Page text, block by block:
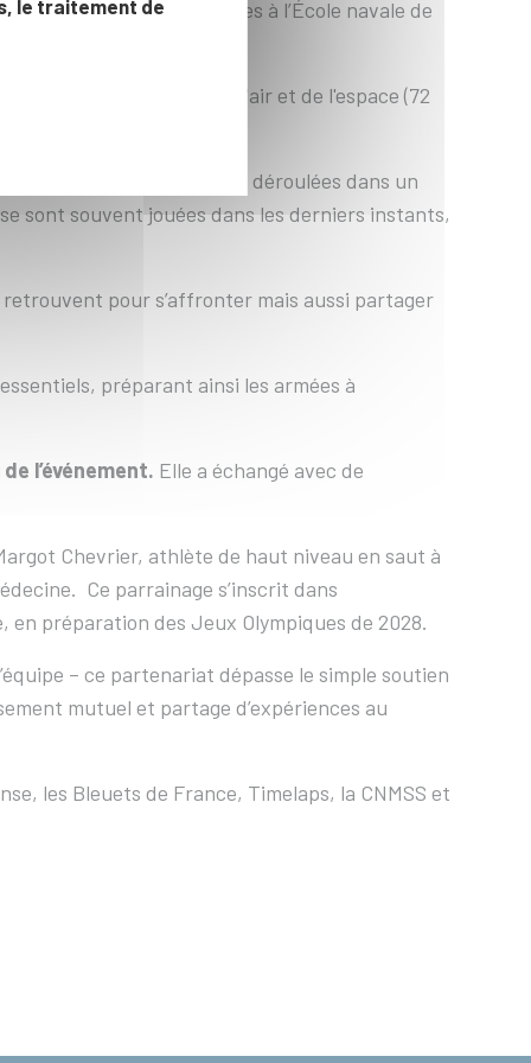
voile se sont déroulées à l’École navale de
général, devant Ecole de l'air et de l'espace (72
Les compétitions se sont déroulées dans un
sont souvent jouées dans les derniers instants,
pour s’affronter mais aussi partager
préparant ainsi les armées à
l’événement. Elle a échangé avec de
Chevrier, athlète de haut niveau en saut à
Ce parrainage s’inscrit dans
en préparation des Jeux Olympiques de 2028.
– ce partenariat dépasse le simple soutien
mutuel et partage d’expériences au
les Bleuets de France, Timelaps, la CNMSS et
le traitement de